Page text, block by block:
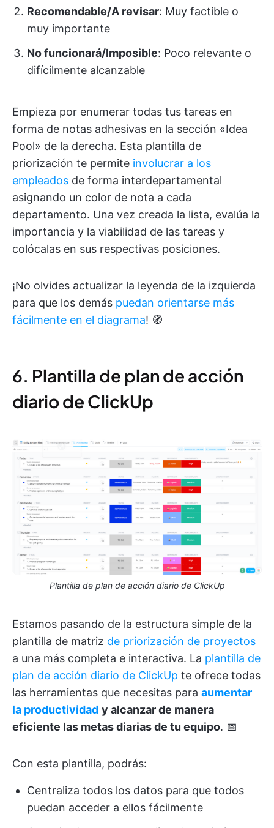
Recomendable/A revisar: Muy factible o
muy importante
No funcionará/Imposible: Poco relevante o
difícilmente alcanzable
Empieza por enumerar todas tus tareas en
forma de notas adhesivas en la sección «Idea
Pool» de la derecha. Esta plantilla de
priorización te permite involucrar a los
empleados de forma interdepartamental
asignando un color de nota a cada
departamento. Una vez creada la lista, evalúa la
importancia y la viabilidad de las tareas y
colócalas en sus respectivas posiciones.
¡No olvides actualizar la leyenda de la izquierda
para que los demás puedan orientarse más
fácilmente en el diagrama! 🧭
6. Plantilla de plan de acción
diario de ClickUp
Plantilla de plan de acción diario de ClickUp
Estamos pasando de la estructura simple de la
plantilla de matriz de priorización de proyectos
a una más completa e interactiva. La plantilla de
plan de acción diario de ClickUp te ofrece todas
las herramientas que necesitas para aumentar
la productividad y alcanzar de manera
eficiente las metas diarias de tu equipo. 📅
Con esta plantilla, podrás:
Centraliza todos los datos para que todos
puedan acceder a ellos fácilmente